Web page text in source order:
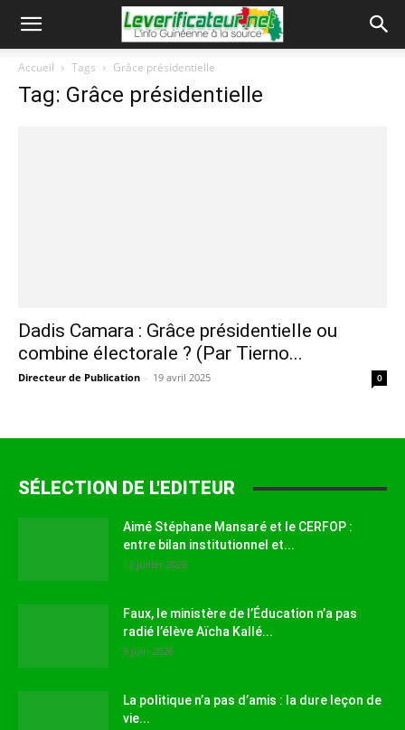
Accueil Tags Grâce présidentielle
Tag: Grâce présidentielle
Dadis Camara : Grâce présidentielle ou
combine électorale ? (Par Tierno...
Directeur de Publication - 19 avril 2025 0
SÉLECTION DE L'EDITEUR
Aimé Stéphane Mansaré et le CERFOP :
entre bilan institutionnel et...
12 juillet 2026
Faux, le ministère de l’Éducation n’a pas
radié l’élève Aïcha Kallé...
9 juin 2026
La politique n’a pas d’amis : la dure leçon de
vie...